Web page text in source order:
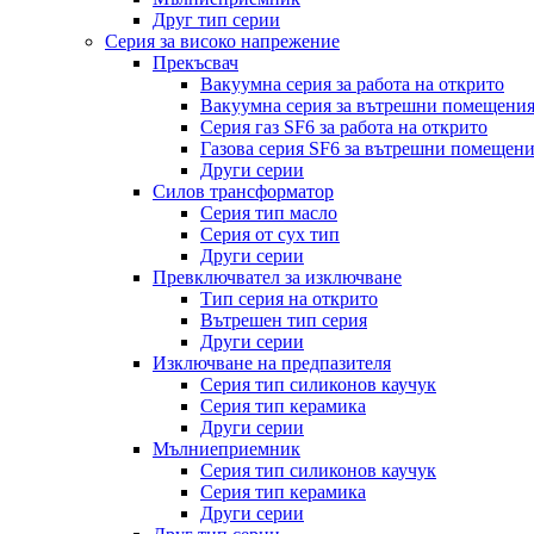
Друг тип серии
Серия за високо напрежение
Прекъсвач
Вакуумна серия за работа на открито
Вакуумна серия за вътрешни помещения
Серия газ SF6 за работа на открито
Газова серия SF6 за вътрешни
Други серии
Силов трансформатор
Серия тип масло
Серия от сух тип
Други серии
Превключвател за изключване
Тип серия на открито
Вътрешен тип серия
Други серии
Изключване на предпазителя
Серия тип силиконов каучук
Серия тип керамика
Други серии
Мълниеприемник
Серия тип силиконов каучук
Серия тип керамика
Други серии